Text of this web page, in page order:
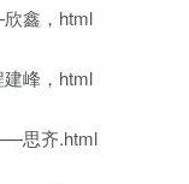
鑫，html
峰，html
思齐.html